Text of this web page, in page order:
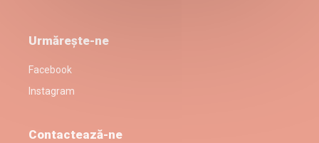
Urmărește-ne
Facebook
Instagram
Contactează-ne